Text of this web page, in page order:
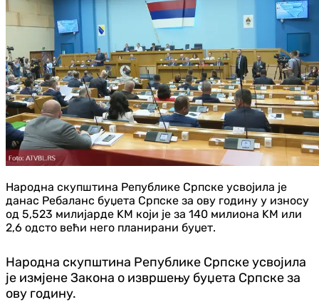
Народна скупштина Републике Српске усвојила је
данас Ребаланс буџета Српске за ову годину у износу
од 5,523 милијарде KМ који је за 140 милиона KМ или
2,6 одсто већи него планирани буџет.
Народна скупштина Републике Српске усвојила
је измјене Закона о извршењу буџета Српске за
ову годину.